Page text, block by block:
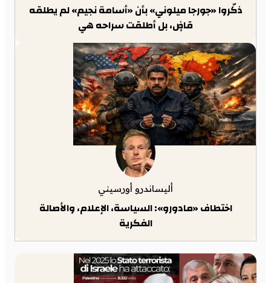
ذكّروا «جورجا ميلوني» بأن «أسامة نجيم» لم يطلقه
قاضٍ، بل أطلقت سراحه هي
أليساندرو أورسيني
اختطاف «مادورو»: السياسة، الإعلام، والأصالة
الفكرية